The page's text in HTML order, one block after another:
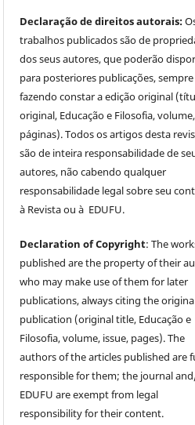
Declaração de direitos autorais:
trabalhos publicados são de
dos seus autores, que poderão
para posteriores publicações, sempre
fazendo constar a edição original
original, Educação e Filosofia,
páginas). Todos os artigos desta
são de inteira responsabilidade de
autores, não cabendo qualquer
responsabilidade legal sobre seu
à Revista ou à EDUFU.
Declaration of Copyright: The
published are the property of their
who may make use of them for later
publications, always citing the
publication (original title, Educação e
Filosofia, volume, issue, pages). The
authors of the articles published are
responsible for them; the journal
EDUFU are exempt from legal
responsibility for their content.